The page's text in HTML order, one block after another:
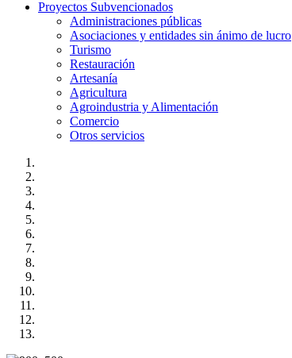
Proyectos Subvencionados
Administraciones públicas
Asociaciones y entidades sin ánimo de lucro
Turismo
Restauración
Artesanía
Agricultura
Agroindustria y Alimentación
Comercio
Otros servicios